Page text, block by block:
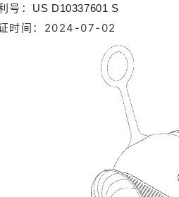
号： US D10337601 S
时间：2024-07-02